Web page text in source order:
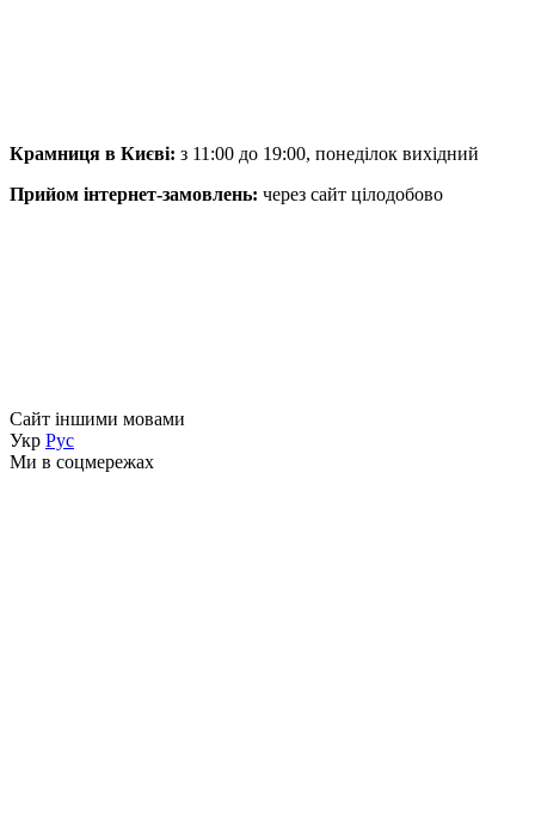
Крамниця в Києві: з 11:00 до 19:00, понеділок вихідний
Прийом інтернет-замовлень: через сайт цілодобово
Сайт іншими мовами
Укр Рус
Ми в соцмережах